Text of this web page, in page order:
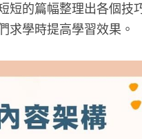
短的篇幅整理出各個技
求學時提高學習效果。